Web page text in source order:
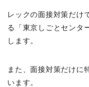
レックの面接対策だけ
る「東京しごとセンタ
します。
また、面接対策だけに
います。